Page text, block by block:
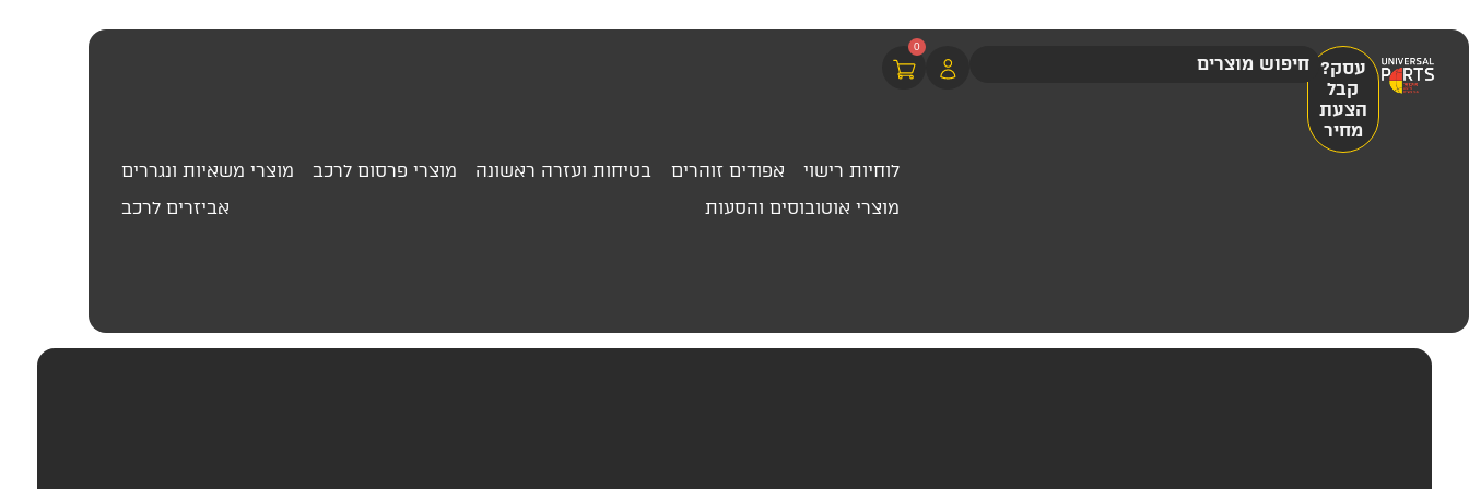
עסק?
קבל
הצעת
מחיר
0
לוחיות רישוי אפודים זוהרים בטיחות ועזרה ראשונה מוצרי פרסום לרכב
מוצרי משאיות ונגררים
מוצרי אוטובוסים והסעות
אביזרים לרכב